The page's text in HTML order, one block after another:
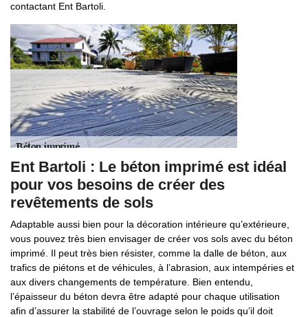
contactant Ent Bartoli.
Ent Bartoli : Le béton imprimé est idéal
pour vos besoins de créer des
revêtements de sols
Adaptable aussi bien pour la décoration intérieure qu’extérieure,
vous pouvez très bien envisager de créer vos sols avec du béton
imprimé. Il peut très bien résister, comme la dalle de béton, aux
trafics de piétons et de véhicules, à l’abrasion, aux intempéries et
aux divers changements de température. Bien entendu,
l’épaisseur du béton devra être adapté pour chaque utilisation
afin d’assurer la stabilité de l’ouvrage selon le poids qu’il doit